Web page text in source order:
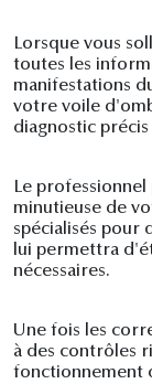
Lorsque vous
toutes les
manifestations
votre voile
diagnostic
Le
minutieuse de
spécialisés pour
lui permettra
nécessaires.
Une fois les
à des contrôles
fonctionnement